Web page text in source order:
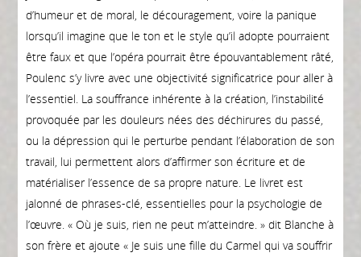
d’humeur et de moral, le découragement, voire la panique
lorsqu’il imagine que le ton et le style qu’il adopte pourraient
être faux et que l’opéra pourrait être épouvantablement râté,
Poulenc s’y livre avec une objectivité significatrice pour aller à
l’essentiel. La souffrance inhérente à la création, l’instabilité
provoquée par les douleurs nées des déchirures du passé,
ou la dépression qui le perturbe pendant l’élaboration de son
travail, lui permettent alors d’affirmer son écriture et de
matérialiser l’essence de sa propre nature. Le livret est
jalonné de phrases-clé, essentielles pour la psychologie de
l’œuvre. « Où je suis, rien ne peut m’atteindre. » dit Blanche à
son frère et ajoute « Je suis une fille du Carmel qui va souffrir